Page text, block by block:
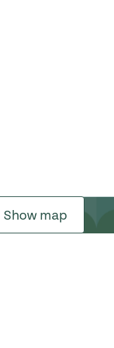
Show map